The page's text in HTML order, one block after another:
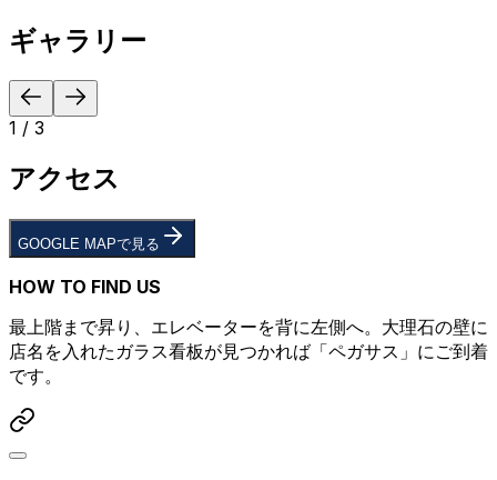
ギャラリー
1 / 3
アクセス
GOOGLE MAPで見る
HOW TO FIND US
最上階まで昇り、エレベーターを背に左側へ。 大理石の壁に
店名を入れたガラス看板が見つかれば「ペガサス」にご到着
です。